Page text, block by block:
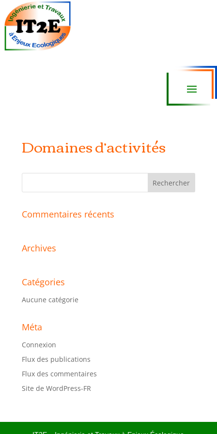
Domaines d’activités
Commentaires récents
Archives
Catégories
Aucune catégorie
Méta
Connexion
Flux des publications
Flux des commentaires
Site de WordPress-FR